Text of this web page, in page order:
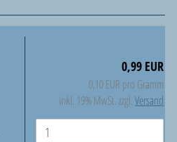
0,99 EUR
0,10 EUR pro Gramm
inkl. 19% MwSt. zzgl.Versand